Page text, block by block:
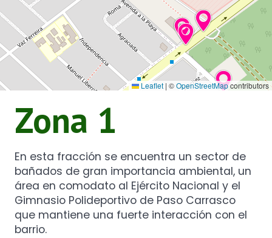
Leaflet | ©OpenStreetMapcontributors
Zona 1
En esta fracción se encuentra un sector de
bañados de gran importancia ambiental, un
área en comodato al Ejército Nacional y el
Gimnasio Polideportivo de Paso Carrasco
que mantiene una fuerte interacción con el
barrio.